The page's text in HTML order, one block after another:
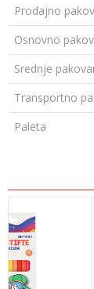
Prodajno
Osnovno
Srednje
Transportno
Paleta
Email